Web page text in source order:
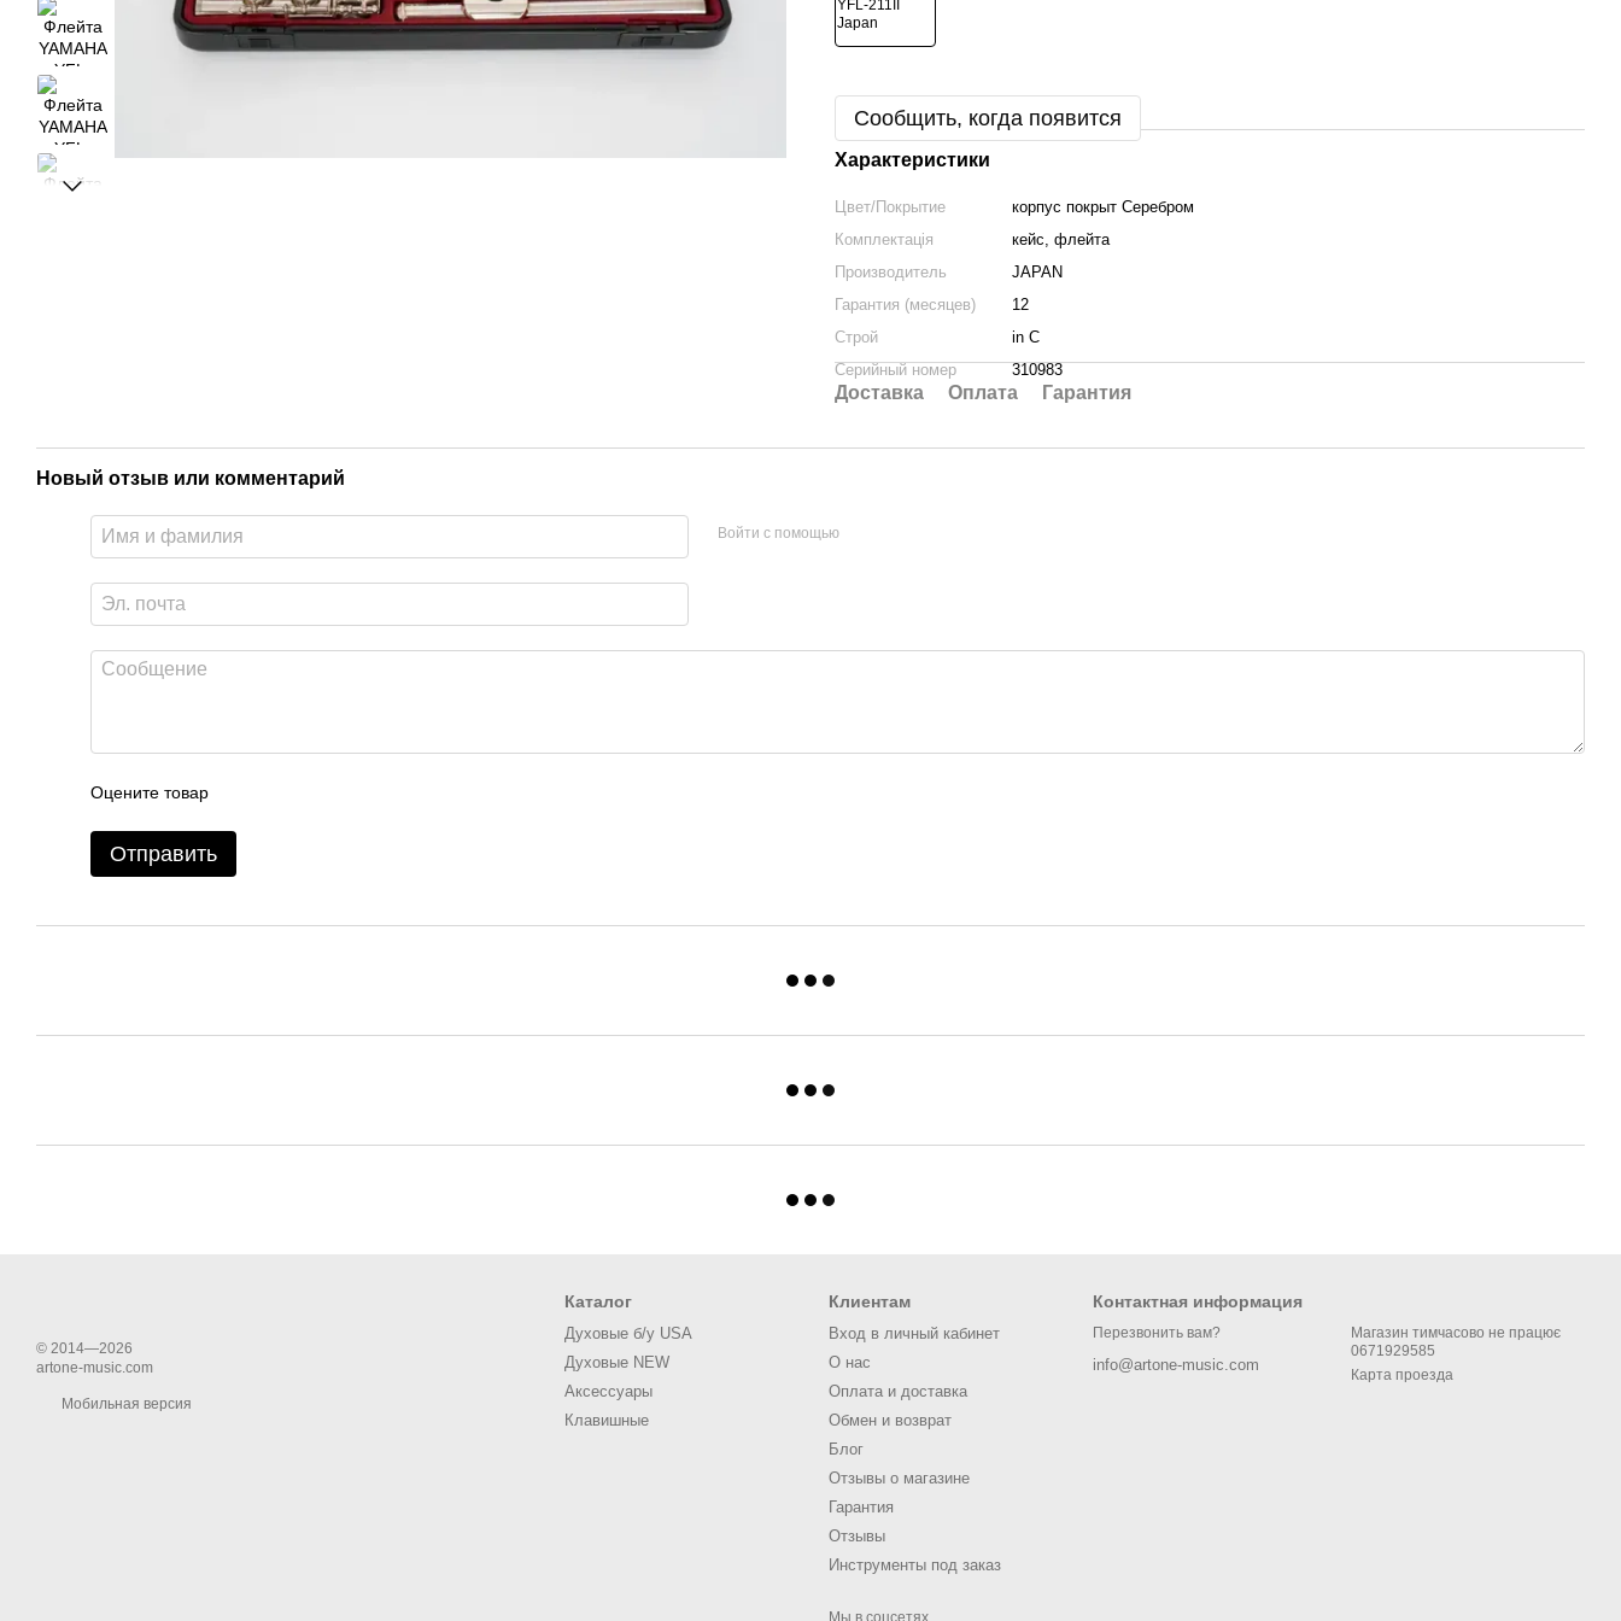
Сообщить, когда появится
Характеристики
Цвет/Покрытие
корпус покрыт Серебром
Комплектація
кейс, флейта
Производитель
JAPAN
Гарантия (месяцев)
12
Строй
in C
Серийный номер
310983
Доставка Оплата Гарантия
Новый отзыв или комментарий
Войти с помощью
Оцените товар
Отправить
© 2014—2026
artone-music.com
Мобильная версия
Каталог
Духовые б/у USA
Духовые NEW
Аксессуары
Клавишные
Клиентам
Вход в личный кабинет
О нас
Оплата и доставка
Обмен и возврат
Блог
Отзывы о магазине
Гарантия
Отзывы
Инструменты под заказ
Мы в соцсетях
Контактная информация
Перезвонить вам?
info@artone-music.com
Магазин тимчасово не працює
0671929585
Карта проезда